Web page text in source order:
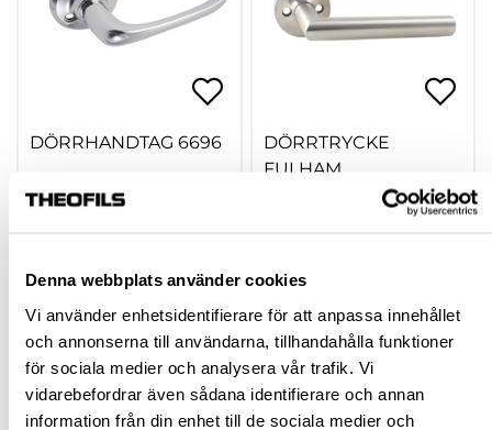
Denna webbplats använder cookies
Vi använder enhetsidentifierare för att anpassa innehållet
och annonserna till användarna, tillhandahålla funktioner
för sociala medier och analysera vår trafik. Vi
vidarebefordrar även sådana identifierare och annan
information från din enhet till de sociala medier och
DÖRRHANDTAG 6696
Finns fler varianter
Köp
DÖRRTRYCKE
FULHAM
ROSTFRITT/MATT
Köp